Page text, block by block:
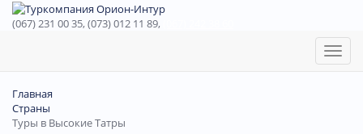
(067) 231 00 35, (073) 012 11 89,
Toggle
Главная
Страны
Туры в Высокие Татры